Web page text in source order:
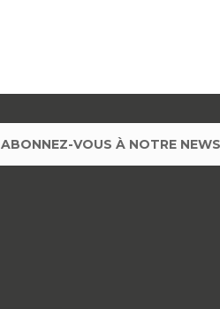
ABONNEZ-VOUS À NOTRE